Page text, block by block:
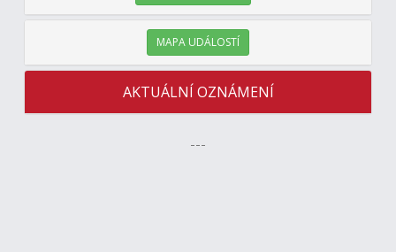
MAPA UDÁLOSTÍ
AKTUÁLNÍ OZNÁMENÍ
---